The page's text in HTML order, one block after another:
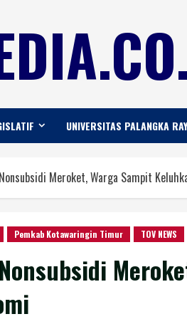
UNIVERSITAS PALANGKA
Meroket, Warga Sampit
Pemkab Kotawaringin Timur TOV NEWS